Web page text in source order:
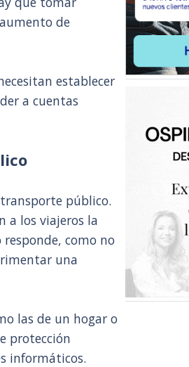
de
establecer
a cuentas
público.
a los viajeros la
como no
una
las de un hogar o
protección
informáticos.